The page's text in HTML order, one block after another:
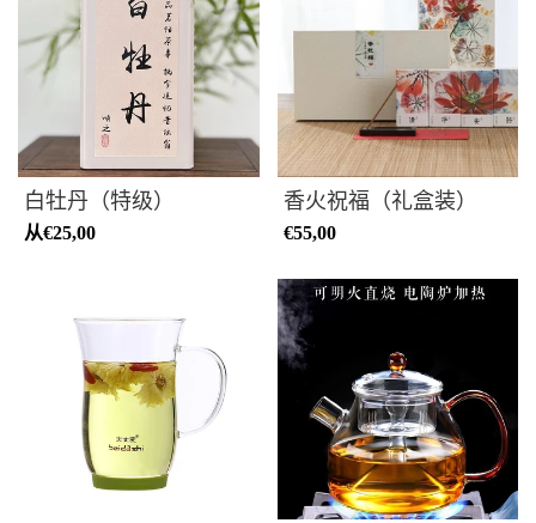
白牡丹（特级）
从€25,00
香火祝福（礼盒装）
€55,00